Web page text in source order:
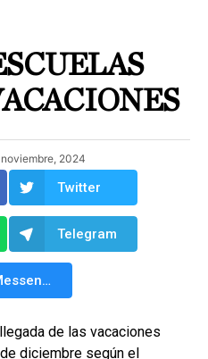
2024
Twitter
Telegram
Messenger
de las vacaciones
diciembre según el